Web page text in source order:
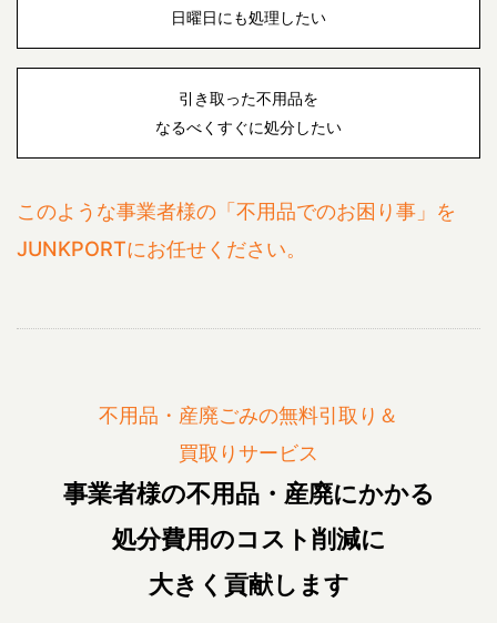
日曜日にも処理したい
引き取った不用品を
なるべくすぐに処分したい
このような事業者様の「不用品でのお困り事」を
JUNKPORTにお任せください。
不用品・産廃ごみの無料引取り＆
買取りサービス
事業者様の不用品・産廃にかかる
処分費用のコスト削減に
大きく貢献します